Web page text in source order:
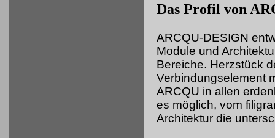
Das Profil von
ARCQU-DESIGN
Module und
Bereiche. Herzstück
Verbindungselement
ARCQU in allen
es möglich, vom
Architektur die